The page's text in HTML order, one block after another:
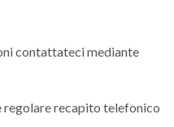
contattateci mediante
regolare recapito telefonico